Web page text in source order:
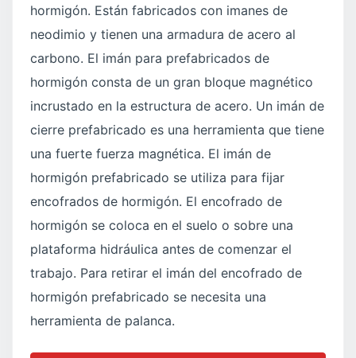
hormigón. Están fabricados con imanes de
neodimio y tienen una armadura de acero al
carbono. El imán para prefabricados de
hormigón consta de un gran bloque magnético
incrustado en la estructura de acero. Un imán de
cierre prefabricado es una herramienta que tiene
una fuerte fuerza magnética. El imán de
hormigón prefabricado se utiliza para fijar
encofrados de hormigón. El encofrado de
hormigón se coloca en el suelo o sobre una
plataforma hidráulica antes de comenzar el
trabajo. Para retirar el imán del encofrado de
hormigón prefabricado se necesita una
herramienta de palanca.